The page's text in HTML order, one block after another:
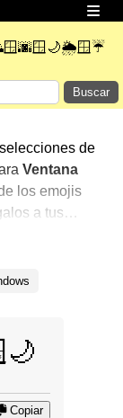
Buscar
de
Ventana
los emojis
a tus
Hemos
más?
Copiar